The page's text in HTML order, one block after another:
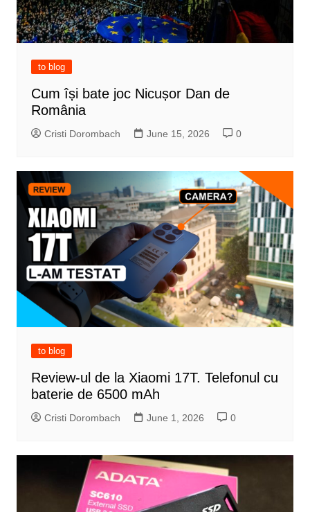
to blog
Cum își bate joc Nicușor Dan de
România
Cristi Dorombach June 15, 2026 0
to blog
Review-ul de la Xiaomi 17T. Telefonul cu
baterie de 6500 mAh
Cristi Dorombach June 1, 2026 0